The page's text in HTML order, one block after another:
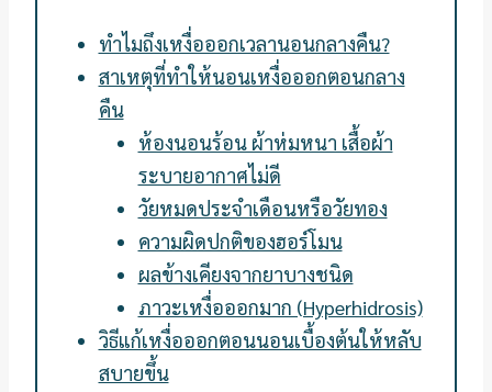
ทำไมถึงเหงื่อออกเวลานอนกลางคืน?
สาเหตุที่ทำให้นอนเหงื่อออกตอนกลาง
คืน
ห้องนอนร้อน ผ้าห่มหนา เสื้อผ้า
ระบายอากาศไม่ดี
วัยหมดประจำเดือนหรือวัยทอง
ความผิดปกติของฮอร์โมน
ผลข้างเคียงจากยาบางชนิด
ภาวะเหงื่อออกมาก (Hyperhidrosis)
วิธีแก้เหงื่อออกตอนนอนเบื้องต้นให้หลับ
สบายขึ้น